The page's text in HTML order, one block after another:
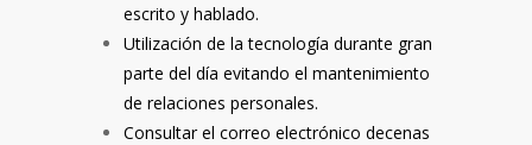
escrito y hablado.
Utilización de la tecnología durante gran
parte del día evitando el mantenimiento
de relaciones personales.
Consultar el correo electrónico decenas